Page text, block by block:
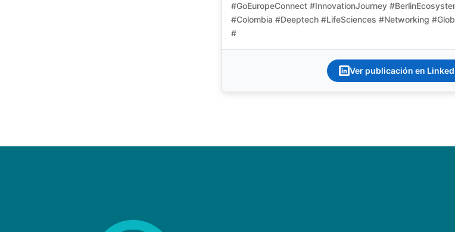
#GoEuropeConnect #InnovationJourney
#Colombia #Deeptech #LifeSciences #Networking
#
Ver publicación en